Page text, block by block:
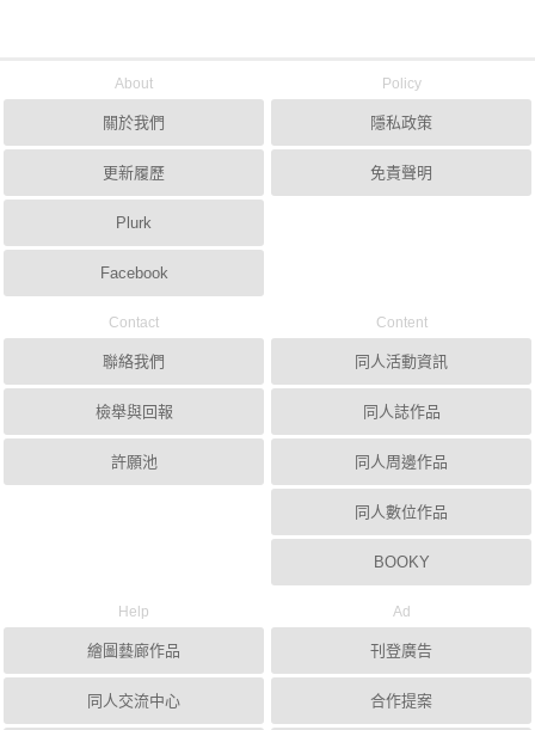
About
關於我們
更新履歷
Plurk
Facebook
Policy
隱私政策
免責聲明
Contact
聯絡我們
檢舉與回報
許願池
Content
同人活動資訊
同人誌作品
同人周邊作品
同人數位作品
BOOKY
Help
繪圖藝廊作品
同人交流中心
Ad
刊登廣告
合作提案